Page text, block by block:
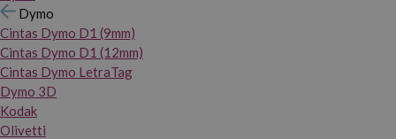
Dymo
Cintas Dymo D1 (9mm)
Cintas Dymo D1 (12mm)
Cintas Dymo LetraTag
Dymo 3D
Kodak
Olivetti